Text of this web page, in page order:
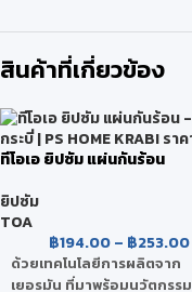
สินค้าที่เกี่ยวข้อง
ทีโอเอ ยิปซัม แผ่นกันร้อน
ยิปซัม
TOA
฿194.00 – ฿253.00
ด้วยเทคโนโลยีการผลิตจาก
เยอรมัน ที่มาพร้อมนวัตกรรม